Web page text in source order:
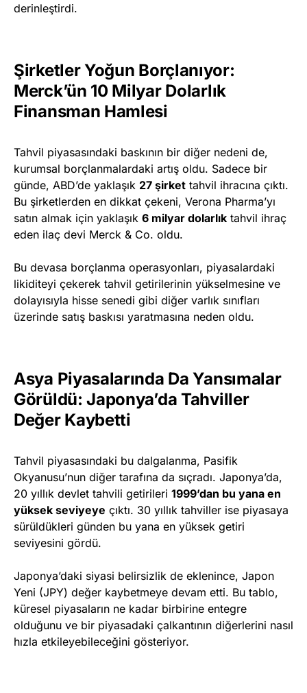
derinleştirdi.
Şirketler Yoğun Borçlanıyor:
Merck’ün 10 Milyar Dolarlık
Finansman Hamlesi
Tahvil piyasasındaki baskının bir diğer nedeni de,
kurumsal borçlanmalardaki artış oldu. Sadece bir
günde, ABD’de yaklaşık 27 şirket tahvil ihracına çıktı.
Bu şirketlerden en dikkat çekeni, Verona Pharma’yı
satın almak için yaklaşık 6 milyar dolarlık tahvil ihraç
eden ilaç devi Merck & Co. oldu.
Bu devasa borçlanma operasyonları, piyasalardaki
likiditeyi çekerek tahvil getirilerinin yükselmesine ve
dolayısıyla hisse senedi gibi diğer varlık sınıfları
üzerinde satış baskısı yaratmasına neden oldu.
Asya Piyasalarında Da Yansımalar
Görüldü: Japonya’da Tahviller
Değer Kaybetti
Tahvil piyasasındaki bu dalgalanma, Pasifik
Okyanusu’nun diğer tarafına da sıçradı. Japonya’da,
20 yıllık devlet tahvili getirileri 1999’dan bu yana en
yüksek seviyeye çıktı. 30 yıllık tahviller ise piyasaya
sürüldükleri günden bu yana en yüksek getiri
seviyesini gördü.
Japonya’daki siyasi belirsizlik de eklenince, Japon
Yeni (JPY) değer kaybetmeye devam etti. Bu tablo,
küresel piyasaların ne kadar birbirine entegre
olduğunu ve bir piyasadaki çalkantının diğerlerini nasıl
hızla etkileyebileceğini gösteriyor.